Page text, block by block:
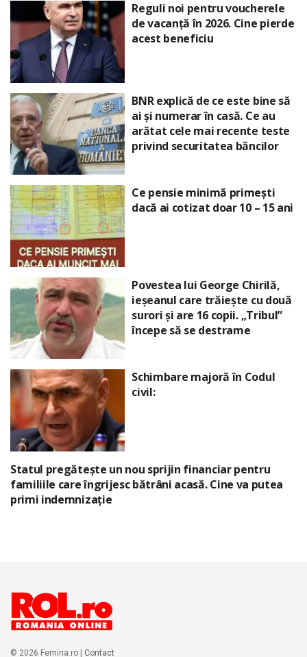
Reguli noi pentru voucherele
de vacanță în 2026. Cine pierde
acest beneficiu
BNR explică de ce este bine să
ai și numerar în casă. Ce au
arătat cele mai recente teste
privind securitatea băncilor
Ce pensie minimă primești
dacă ai cotizat doar 10 – 15 ani
Povestea lui George Chirilă,
ieșeanul care trăiește cu două
surori și are 16 copii. „Tribul”
începe să se destrame
Schimbare majoră în Codul
civil:
Statul pregătește un nou sprijin financiar pentru
familiile care îngrijesc bătrâni acasă. Cine va putea
primi indemnizație
© 2026 Femina.ro | Contact